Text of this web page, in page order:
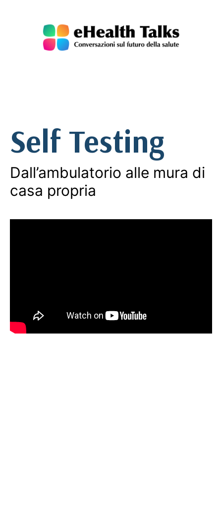
contenuto
Self Testing
Dall’ambulatorio alle mura di
casa propria